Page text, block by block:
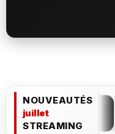
NOUVEAUTÉS
juillet
STREAMING